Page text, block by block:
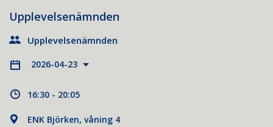
Upplevelsenämnden
Upplevelsenämnden
2026-04-23
16:30 - 20:05
ENK Björken, våning 4